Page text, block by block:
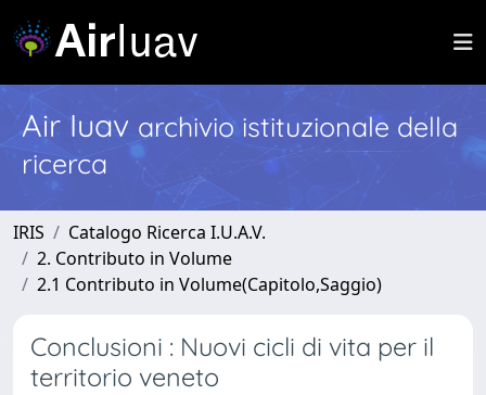
Air Iuav archivio istituzionale della
ricerca
IRIS
Catalogo Ricerca I.U.A.V.
2. Contributo in Volume
2.1 Contributo in Volume(Capitolo,Saggio)
Conclusioni : Nuovi cicli di vita per il
territorio veneto